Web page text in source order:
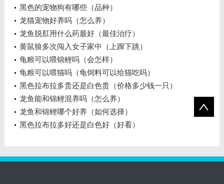
黑色的宠物狗有哪些（品种）
龙猫宠物好养吗（怎么养）
龙鱼脱肛用什么药最好（最佳治疗）
黄鼠狼多次闯入女子家中（上蹿下跳）
龟粮可以喂锦鲤吗（会怎样）
龟粮可以喂猫吗（龟饲料可以给猫吃吗）
黑色拉布拉多贵还是白色贵（价格多少钱一只）
龙鱼能和锦鲤混养吗（怎么养）
龙鱼和锦鲤哪个好养（如何选择）
黑色拉布拉多好还是白色好（好看）